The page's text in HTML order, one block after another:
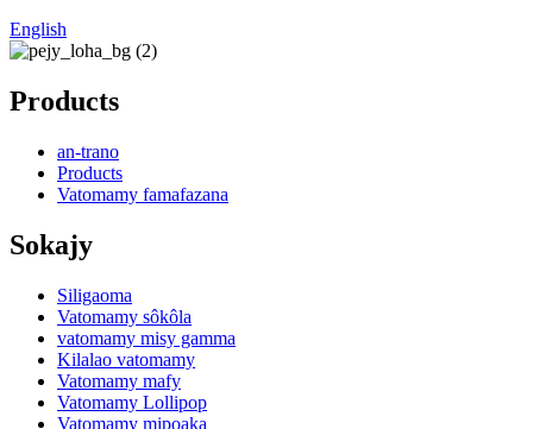
English
Products
an-trano
Products
Vatomamy famafazana
Sokajy
Siligaoma
Vatomamy sôkôla
vatomamy misy gamma
Kilalao vatomamy
Vatomamy mafy
Vatomamy Lollipop
Vatomamy mipoaka